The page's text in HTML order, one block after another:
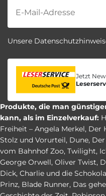
Newsletter
Unsere
Jetzt
Produkte, die man
kann, als im Einzelverkauf:
Freiheit – Angela Merkel, Der
Stolz und Vorurteil, Dune,
vom Bahnhof Zoo, Twilight,
George Orwell, Oliver Twist,
Dick, Charlie und die
Prinz, Blade Runner, Das